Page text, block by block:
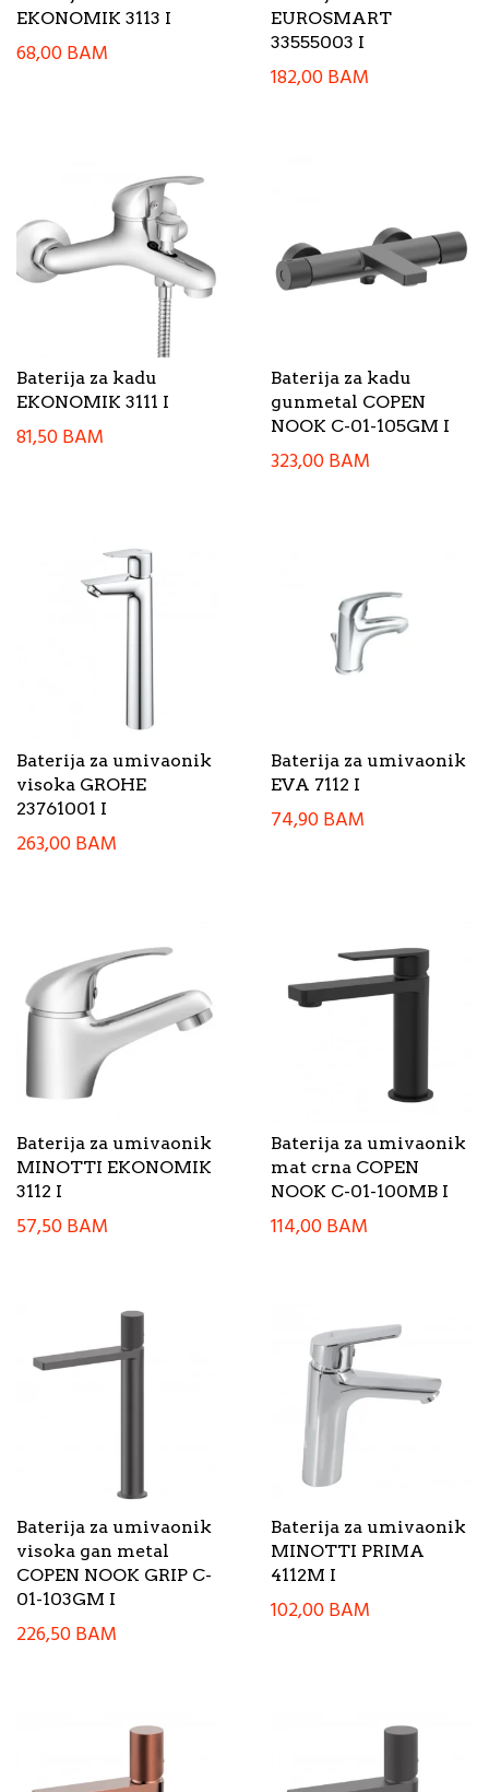
EKONOMIK 3113 I
68,00BAM
EUROSMART
33555003 I
182,00BAM
Baterija za kadu
EKONOMIK 3111 I
81,50BAM
Baterija za kadu
gunmetal COPEN
NOOK C-01-105GM I
323,00BAM
Baterija za umivaonik
visoka GROHE
23761001 I
263,00BAM
Baterija za umivaonik
EVA 7112 I
74,90BAM
Baterija za umivaonik
MINOTTI EKONOMIK
3112 I
57,50BAM
Baterija za umivaonik
mat crna COPEN
NOOK C-01-100MB I
114,00BAM
Baterija za umivaonik
visoka gan metal
COPEN NOOK GRIP C-
01-103GM I
226,50BAM
Baterija za umivaonik
MINOTTI PRIMA
4112M I
102,00BAM